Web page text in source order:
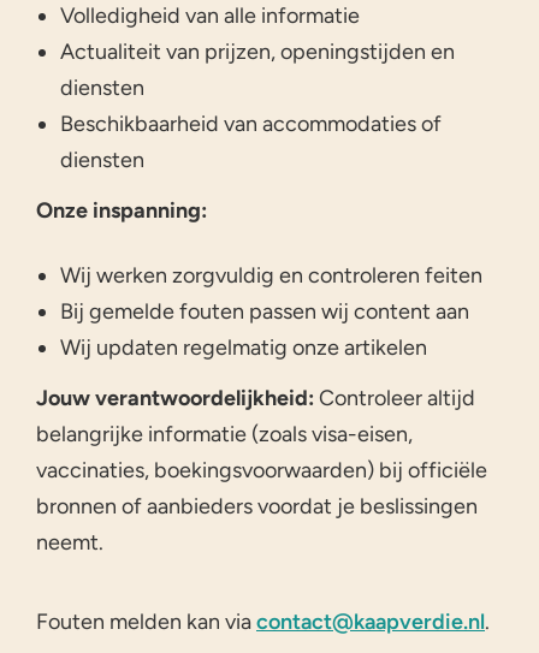
Volledigheid van alle informatie
Actualiteit van prijzen, openingstijden en
diensten
Beschikbaarheid van accommodaties of
diensten
Onze inspanning:
Wij werken zorgvuldig en controleren feiten
Bij gemelde fouten passen wij content aan
Wij updaten regelmatig onze artikelen
Jouw verantwoordelijkheid: Controleer altijd
belangrijke informatie (zoals visa-eisen,
vaccinaties, boekingsvoorwaarden) bij officiële
bronnen of aanbieders voordat je beslissingen
neemt.
Fouten melden kan viacontact@kaapverdie.nl.